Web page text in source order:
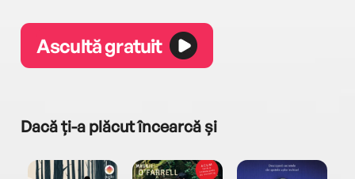
Ascultă gratuit
Dacă ți-a plăcut încearcă și